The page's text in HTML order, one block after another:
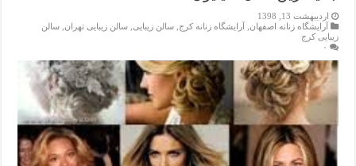
اردیبهشت 13, 1398
آرایشگاه زنانه اصفهان
آرایشگاه زنانه کرج ,سالن زیبایی ,سالن زیبایی تهران ,سالن
زیبایی کرج
۰